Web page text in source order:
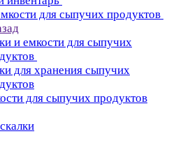
для сыпучих продуктов
и емкости для сыпучих
для хранения сыпучих
для сыпучих продуктов